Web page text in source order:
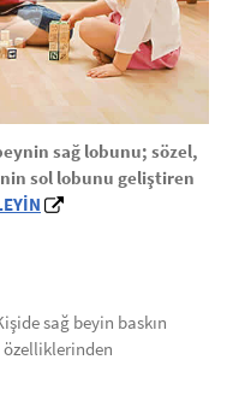
sağ lobunu; sözel,
sol lobunu geliştiren
sağ beyin baskın
özelliklerinden